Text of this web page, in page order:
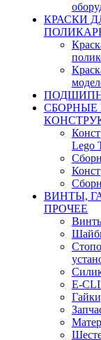
КРАСКИ
Lego
ВИНТЫ,
ПРОЧЕЕ
E-